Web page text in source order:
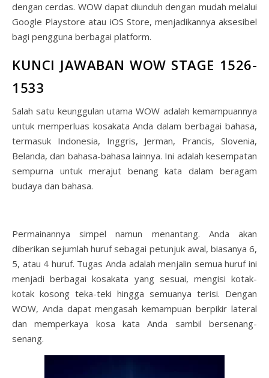
dengan cerdas. WOW dapat diunduh dengan mudah melalui
Google Playstore atau iOS Store, menjadikannya aksesibel
bagi pengguna berbagai platform.
KUNCI JAWABAN WOW STAGE 1526-
1533
Salah satu keunggulan utama WOW adalah kemampuannya
untuk memperluas kosakata Anda dalam berbagai bahasa,
termasuk Indonesia, Inggris, Jerman, Prancis, Slovenia,
Belanda, dan bahasa-bahasa lainnya. Ini adalah kesempatan
sempurna untuk merajut benang kata dalam beragam
budaya dan bahasa.
Permainannya simpel namun menantang. Anda akan
diberikan sejumlah huruf sebagai petunjuk awal, biasanya 6,
5, atau 4 huruf. Tugas Anda adalah menjalin semua huruf ini
menjadi berbagai kosakata yang sesuai, mengisi kotak-
kotak kosong teka-teki hingga semuanya terisi. Dengan
WOW, Anda dapat mengasah kemampuan berpikir lateral
dan memperkaya kosa kata Anda sambil bersenang-
senang.